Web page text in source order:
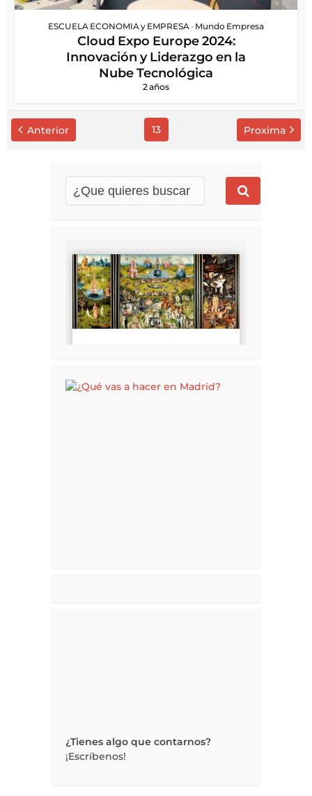
ESCUELA ECONOMIA y EMPRESA • Mundo Empresa
Cloud Expo Europe 2024:
Innovación y Liderazgo en la
Nube Tecnológica
2 años
Anterior 13 Proxima
¿Tienes algo que contarnos?
¡Escríbenos!